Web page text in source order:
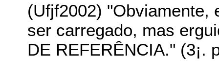
(Ufjf2002) "Obviamente,
ser carregado, mas
DE REFERÊNCIA." (3¡.